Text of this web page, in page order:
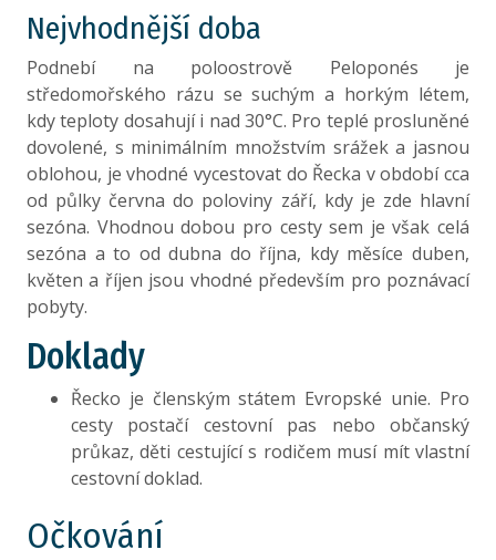
Hlavní
město
Athény
Jazyk Úředním jazykem je řečtina.
Náboženství
Převážná většina Řeků vyznává
křesťanství a hlásí se k ortodoxní
víře. Jde o východní křesťanství,
které silně ovlivňuje život
místních obyvatel a týká se
Měna Euro
Časový
posun
0 hodin
Největším městem poloostrova je přístavní město
Pátrai. Poloostrov se dělí do tří krajů: Peloponés,
Nejvhodnější doba
Podnebí na poloostrově Peloponés je
středomořského rázu se suchým a horkým létem,
kdy teploty dosahují i nad 30°C. Pro teplé prosluněné
dovolené, s minimálním množstvím srážek a jasnou
oblohou, je vhodné vycestovat do Řecka v období cca
od půlky června do poloviny září, kdy je zde hlavní
sezóna. Vhodnou dobou pro cesty sem je však celá
sezóna a to od dubna do října, kdy měsíce duben,
květen a říjen jsou vhodné především pro poznávací
pobyty.
Doklady
Řecko je členským státem Evropské unie. Pro
cesty postačí cestovní pas nebo občanský
průkaz, děti cestující s rodičem musí mít vlastní
cestovní doklad.
Očkování